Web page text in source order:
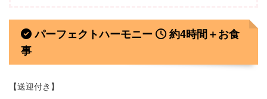
パーフェクトハーモニー
約4時間＋お食
事
【送迎付き】